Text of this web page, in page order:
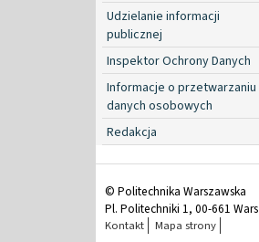
Udzielanie informacji
publicznej
Inspektor Ochrony Danych
Informacje o przetwarzaniu
danych osobowych
Redakcja
© Politechnika Warszawska
Pl. Politechniki 1, 00-661
Kontakt Mapa strony